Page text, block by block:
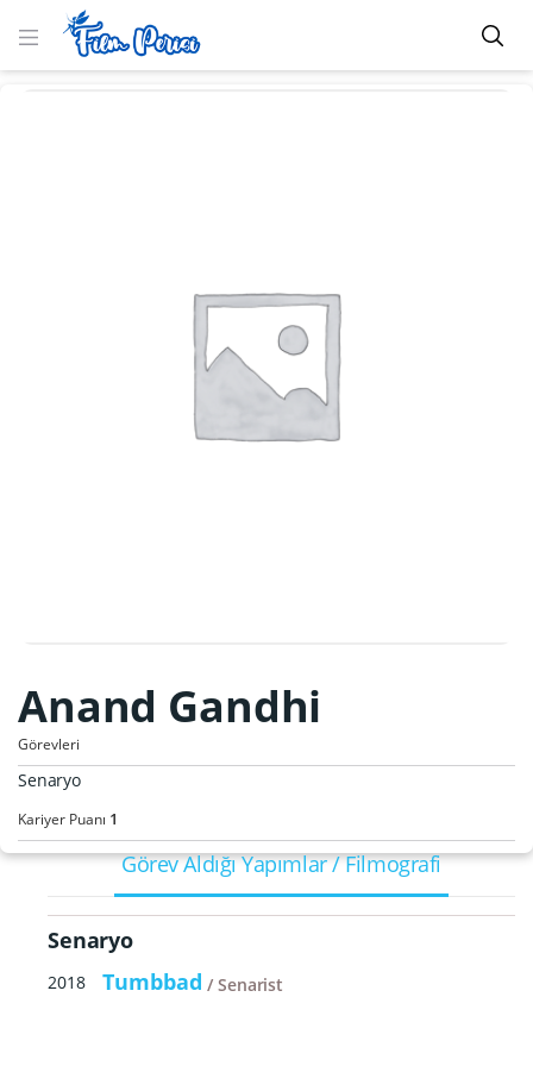
Anand Gandhi
Görevleri
Senaryo
Kariyer Puanı 1
Görev Aldığı Yapımlar / Filmografi
Senaryo
2018 Tumbbad Senarist